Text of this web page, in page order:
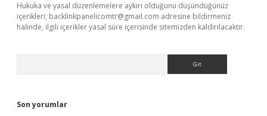
Hukuka ve yasal düzenlemelere aykırı olduğunu düşündüğünüz
içerikleri, backlinkpanelicomtr@gmail.com adresine bildirmeniz
halinde, ilgili içerikler yasal süre içerisinde sitemizden kaldırılacaktır.
Son yorumlar